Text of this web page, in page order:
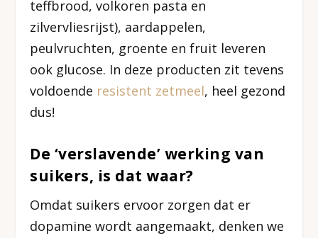
teffbrood, volkoren pasta en
zilvervliesrijst), aardappelen,
peulvruchten, groente en fruit leveren
ook glucose. In deze producten zit tevens
voldoende resistent zetmeel, heel gezond
dus!
De ‘verslavende’ werking van
suikers, is dat waar?
Omdat suikers ervoor zorgen dat er
dopamine wordt aangemaakt, denken we